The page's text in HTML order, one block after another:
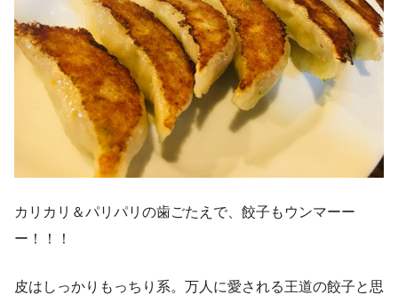
カリカリ＆パリパリの歯ごたえで、餃子もウンマーー
ー！！！
皮はしっかりもっちり系。万人に愛される王道の餃子と思